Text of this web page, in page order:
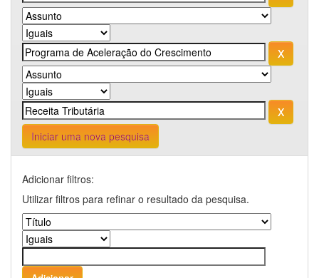
Iniciar uma nova pesquisa
Adicionar filtros:
Utilizar filtros para refinar o resultado da pesquisa.